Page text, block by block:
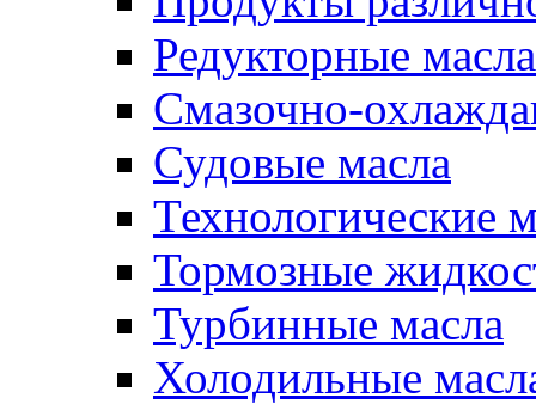
Редукторные масла
Смазочно-
Судовые масла
Технологические
Тормозные
Турбинные масла
Холодильные